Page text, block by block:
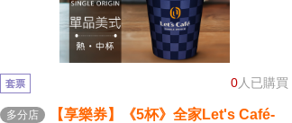
0人已購買
套票
多分店
【享樂券】《5杯》全家Let's Café-